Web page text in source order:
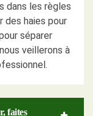
dans les règles
des haies pour
séparer
veillerons à
faites